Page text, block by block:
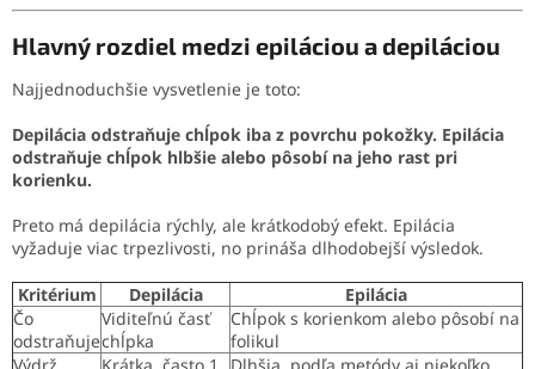
Hlavný rozdiel medzi epiláciou a depiláciou
Najjednoduchšie vysvetlenie je toto:
Depilácia odstraňuje chĺpok iba z povrchu pokožky. Epilácia
odstraňuje chĺpok hlbšie alebo pôsobí na jeho rast pri
korienku.
Preto má depilácia rýchly, ale krátkodobý efekt. Epilácia
vyžaduje viac trpezlivosti, no prináša dlhodobejší výsledok.
Kritérium Depilácia
Epilácia
Čo
odstraňuje
Viditeľnú časť
chĺpka
Chĺpok s korienkom alebo pôsobí na
folikul